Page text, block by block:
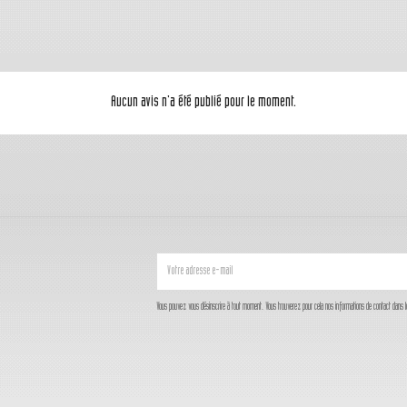
Aucun avis n'a été publié pour le moment.
Vous pouvez vous désinscrire à tout moment. Vous trouverez pour cela nos informations de contact dans